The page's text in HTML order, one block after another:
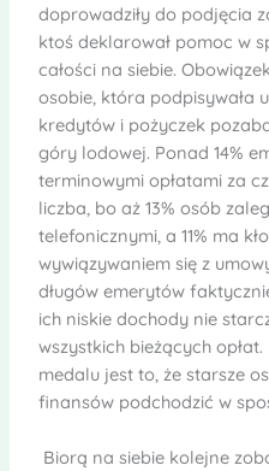
doprowadziły do podjęcia
ktoś deklarował pomoc w
całości na siebie.
osobie, która podpisywała
kredytów i pożyczek
góry lodowej. Ponad 14%
terminowymi opłatami za
liczba, bo aż 13% osób
telefonicznymi, a 11% ma
wywiązywaniem się z
długów emerytów
ich niskie dochody nie
wszystkich bieżących
medalu jest to, że starsze
finansów podchodzić w
Biorą na siebie kolejne